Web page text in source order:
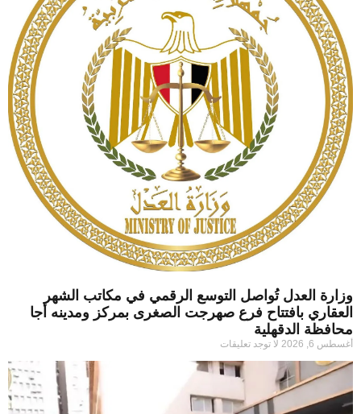
وزارة العدل تُواصل التوسع الرقمي في مكاتب الشهر
العقاري بافتتاح فرع صهرجت الصغرى بمركز ومدينه أجا
محافظة الدقهلية
أغسطس 6, 2026 لا توجد تعليقات